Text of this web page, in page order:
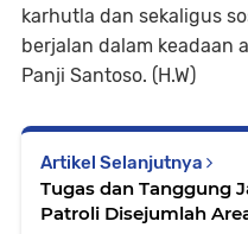
karhutla dan sekaligus
berjalan dalam keadaan
Panji Santoso. (H.W)
Artikel Selanjutnya
Tugas dan Tanggung
Patroli Disejumlah